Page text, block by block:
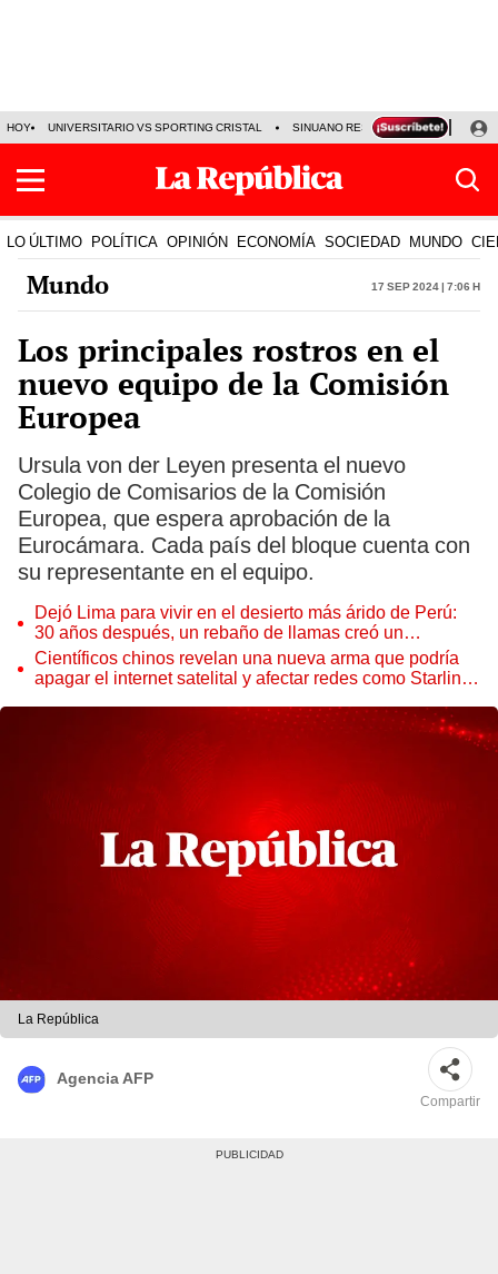
HOY UNIVERSITARIO VS SPORTING CRISTAL SINUANO RESULTADOS HOY
LO ÚLTIMO POLÍTICA OPINIÓN ECONOMÍA SOCIEDAD MUNDO
Mundo 17 Sep 2024 | 7:06 h
Los principales rostros en el
nuevo equipo de la Comisión
Europea
Ursula von der Leyen presenta el nuevo
Colegio de Comisarios de la Comisión
Europea, que espera aprobación de la
Eurocámara. Cada país del bloque cuenta con
su representante en el equipo.
Dejó Lima para vivir en el desierto más árido de Perú:
30 años después, un rebaño de llamas creó un
sorprendente ecosistema
Científicos chinos revelan una nueva arma que podría
apagar el internet satelital y afectar redes como Starlink
La República
Agencia AFP
Compartir